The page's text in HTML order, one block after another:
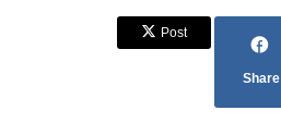
Post
Share